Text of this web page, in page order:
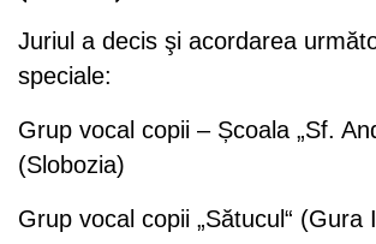
Juriul a decis şi acordarea
speciale:
Grup vocal copii – Școala „Sf.
(Slobozia)
Grup vocal copii „Sătucul“ (Gura